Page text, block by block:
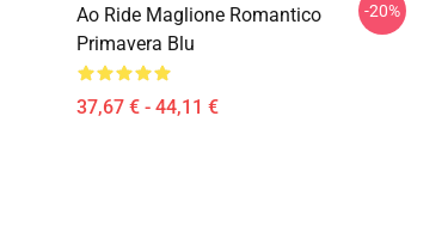
Ao Ride Maglione Romantico
Primavera Blu
37,67 € - 44,11 €
-20%